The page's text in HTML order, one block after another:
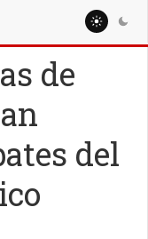
de
del